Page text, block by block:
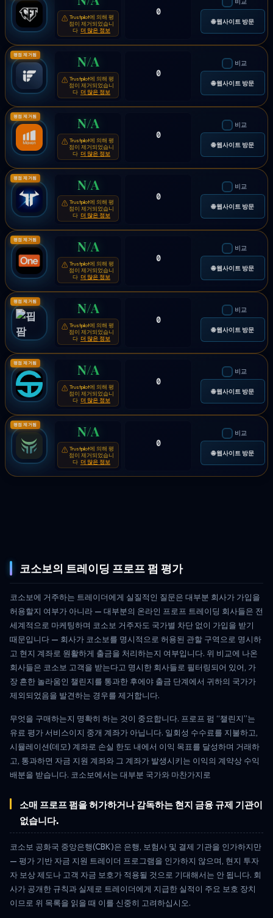
⚠ Trustpilot에 의해 평
점이 제거되었습니
다 더 많은 정보
0
🌐 웹사이트 방문
평점 제거됨 N/A
⚠ Trustpilot에 의해 평
점이 제거되었습니
다 더 많은 정보
0
비교
🌐 웹사이트 방문
평점 제거됨 N/A
⚠ Trustpilot에 의해 평
점이 제거되었습니
다 더 많은 정보
0
비교
🌐 웹사이트 방문
평점 제거됨 N/A
⚠ Trustpilot에 의해 평
점이 제거되었습니
다 더 많은 정보
0
비교
🌐 웹사이트 방문
평점 제거됨 N/A
⚠ Trustpilot에 의해 평
점이 제거되었습니
다 더 많은 정보
0
비교
🌐 웹사이트 방문
평점 제거됨 N/A
⚠ Trustpilot에 의해 평
점이 제거되었습니
다 더 많은 정보
0
비교
🌐 웹사이트 방문
평점 제거됨 N/A
⚠ Trustpilot에 의해 평
점이 제거되었습니
다 더 많은 정보
0
비교
🌐 웹사이트 방문
평점 제거됨 N/A
⚠ Trustpilot에 의해 평
점이 제거되었습니
다 더 많은 정보
0
비교
🌐 웹사이트 방문
코소보의 트레이딩 프로프 펌 평가
코소보에 거주하는 트레이더에게 실질적인 질문은 대부분 회사가 가입을
허용할지 여부가 아니라 — 대부분의 온라인 프로프 트레이딩 회사들은 전
세계적으로 마케팅하며 코소보 거주자도 국가별 차단 없이 가입을 받기
때문입니다 — 회사가 코소보를 명시적으로 허용된 관할 구역으로 명시하
고 현지 계좌로 원활하게 출금을 처리하는지 여부입니다. 위 비교에 나온
회사들은 코소보 고객을 받는다고 명시한 회사들로 필터링되어 있어, 가
장 흔한 놀라움인 챌린지를 통과한 후에야 출금 단계에서 귀하의 국가가
제외되었음을 발견하는 경우를 제거합니다.
무엇을 구매하는지 명확히 하는 것이 중요합니다. 프로프 펌 “챌린지”는
유료 평가 서비스이지 중개 계좌가 아닙니다. 일회성 수수료를 지불하고,
시뮬레이션(데모) 계좌로 손실 한도 내에서 이익 목표를 달성하며 거래하
고, 통과하면 자금 지원 계좌와 그 계좌가 발생시키는 이익의 계약상 수익
배분을 받습니다. 코소보에서는 대부분 국가와 마찬가지로
소매 프로프 펌을 허가하거나 감독하는 현지 금융 규제 기관이
없습니다.
코소보 공화국 중앙은행(CBK)은 은행, 보험사 및 결제 기관을 인가하지만
— 평가 기반 자금 지원 트레이더 프로그램을 인가하지 않으며, 현지 투자
자 보상 제도나 고객 자금 보호가 적용될 것으로 기대해서는 안 됩니다. 회
사가 공개한 규칙과 실제로 트레이더에게 지급한 실적이 주요 보호 장치
이므로 위 목록을 읽을 때 이를 신중히 고려하십시오.